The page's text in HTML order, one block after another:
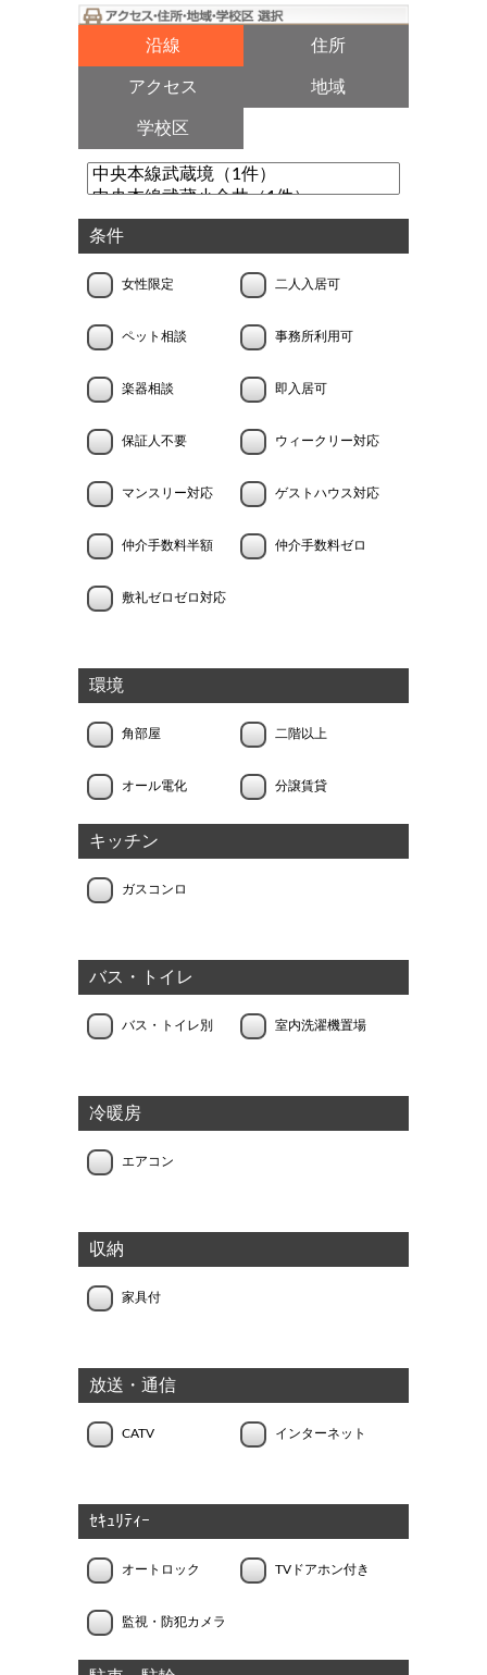
沿線 住所
アクセス 地域
学校区
条件
女性限定 二人入居可
ペット相談 事務所利用可
楽器相談 即入居可
保証人不要 ウィークリー対応
マンスリー対応 ゲストハウス対応
仲介手数料半額 仲介手数料ゼロ
敷礼ゼロゼロ対応
環境
角部屋 二階以上
オール電化 分譲賃貸
キッチン
ガスコンロ
バス・トイレ
バス・トイレ別 室内洗濯機置場
冷暖房
エアコン
収納
家具付
放送・通信
CATV インターネット
ｾｷｭﾘﾃｨｰ
オートロック TVドアホン付き
監視・防犯カメラ